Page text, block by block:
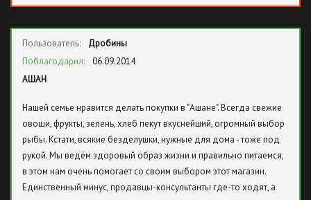
Пользователь:
Дробины
Поблагодарил:
06.09.2014
АШАН
Нашей семье нравится делать покупки в "Ашане". Всегда свежие
овощи, фрукты, зелень, хлеб пекут вкуснейший, огромный выбор
рыбы. Кстати, всякие безделушки, нужные для дома - тоже под
рукой. Мы ведём здоровый образ жизни и правильно питаемся,
в этом нам очень помогает со своим выбором этот магазин.
Единственный минус, продавцы-консультанты где-то ходят, а